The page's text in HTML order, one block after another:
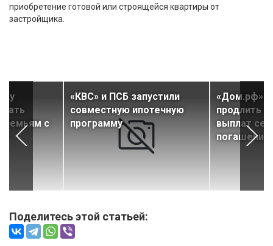
приобретение готовой или строящейся квартиры от
застройщика.
семьям с
«КВС» и ПСБ запустили
совместную ипотечную
программу
«Дом.рф»
продлить
выплат
погашение
Поделитесь этой статьей: